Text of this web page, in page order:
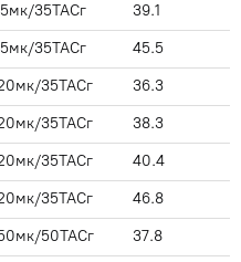
35ТАСг 39.1
35ТАСг 45.5
35ТАСг 36.3
35ТАСг 38.3
35ТАСг 40.4
35ТАСг 46.8
50ТАСг 37.8